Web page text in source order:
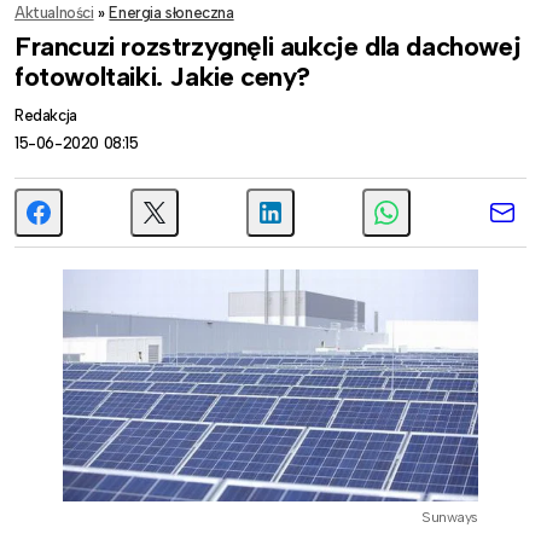
Aktualności » Energia słoneczna
Francuzi rozstrzygnęli aukcje dla dachowej
fotowoltaiki. Jakie ceny?
Redakcja
15-06-2020 08:15
Sunways